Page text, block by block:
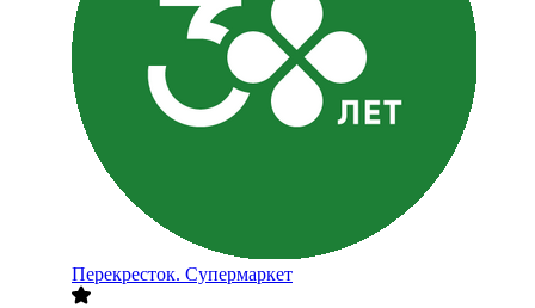
Перекресток. Супермаркет